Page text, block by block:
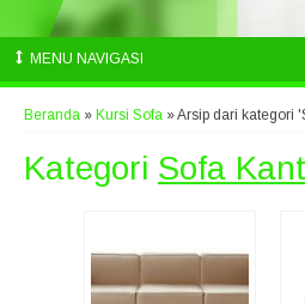
MENU NAVIGASI
Beranda » Kursi Sofa »Arsip dari kategori
Kategori Sofa